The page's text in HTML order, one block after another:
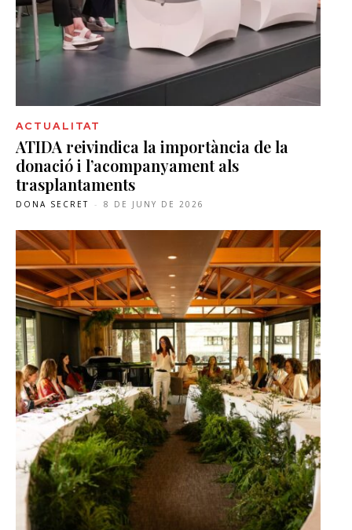
ACTUALITAT
ATIDA reivindica la importància de la
donació i l’acompanyament als
trasplantaments
DONA SECRET - 8 DE JUNY DE 2026